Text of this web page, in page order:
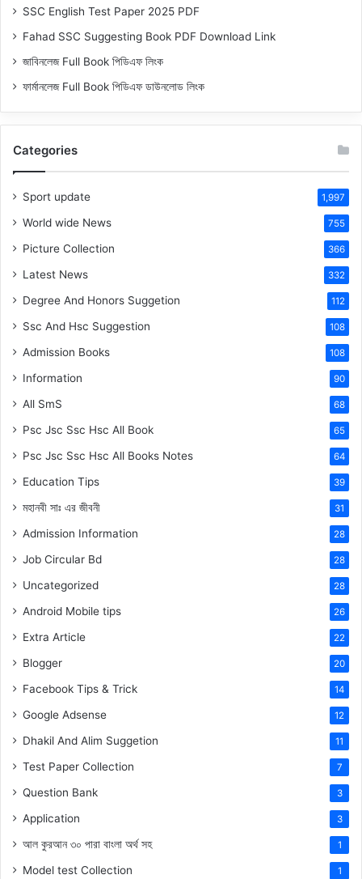
SSC English Test Paper 2025 PDF
Fahad SSC Suggesting Book PDF Download Link
জাবিনলেজ Full Book পিডিএফ লিংক
ফার্মানলেজ Full Book পিডিএফ ডাউনলোড লিংক
Categories
Sport update 1,997
World wide News 755
Picture Collection 366
Latest News 332
Degree And Honors Suggetion 112
Ssc And Hsc Suggestion 108
Admission Books 108
Information 90
All SmS 68
Psc Jsc Ssc Hsc All Book 65
Psc Jsc Ssc Hsc All Books Notes 64
Education Tips 39
মহানবী সাঃ এর জীবনী 31
Admission Information 28
Job Circular Bd 28
Uncategorized 28
Android Mobile tips 26
Extra Article 22
Blogger 20
Facebook Tips & Trick 14
Google Adsense 12
Dhakil And Alim Suggetion 11
Test Paper Collection 7
Question Bank 3
Application 3
আল কুরআন ৩০ পারা বাংলা অর্থ সহ 1
Model test Collection 1